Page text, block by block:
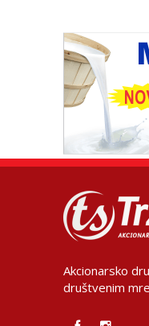
Akcionarsko
društvenim